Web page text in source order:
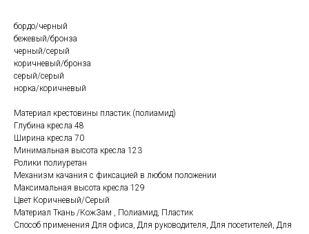
бордо/черный
бежевый/бронза
черный/серый
коричневый/бронза
серый/серый
норка/коричневый
Материал крестовины пластик (полиамид)
Глубина кресла 48
Ширина кресла 70
Минимальная высота кресла 123
Ролики полиуретан
Механизм качания с фиксацией в любом положении
Максимальная высота кресла 129
Цвет Коричневый/Серый
Материал Ткань /КожЗам , Полиамид, Пластик
Способ применения Для офиса, Для руководителя, Для посетителей, Для